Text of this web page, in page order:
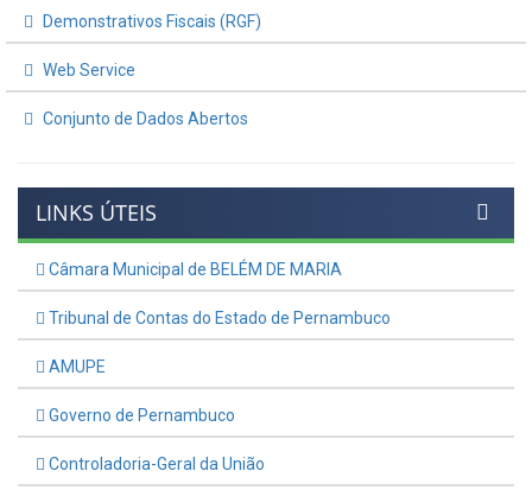
Demonstrativos Fiscais (RGF)
Web Service
Conjunto de Dados Abertos
LINKS ÚTEIS
Câmara Municipal de BELÉM DE MARIA
Tribunal de Contas do Estado de Pernambuco
AMUPE
Governo de Pernambuco
Controladoria-Geral da União